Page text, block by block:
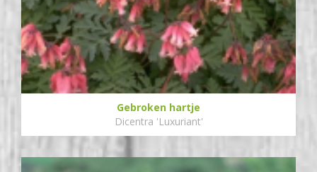
Gebroken hartje
Dicentra 'Luxuriant'